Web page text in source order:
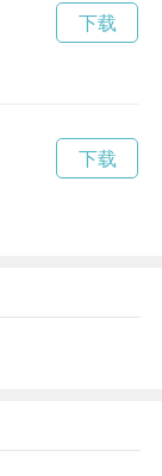
下载
下载